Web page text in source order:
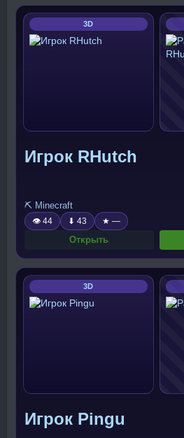
3D
Игрок RHutch
⛏️ Minecraft
👁 44 ⬇ 43 ★ —
Открыть
3D
Игрок Pingu